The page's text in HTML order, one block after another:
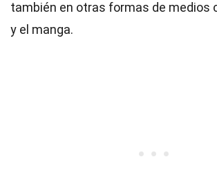
también en otras formas de medios
y el manga.